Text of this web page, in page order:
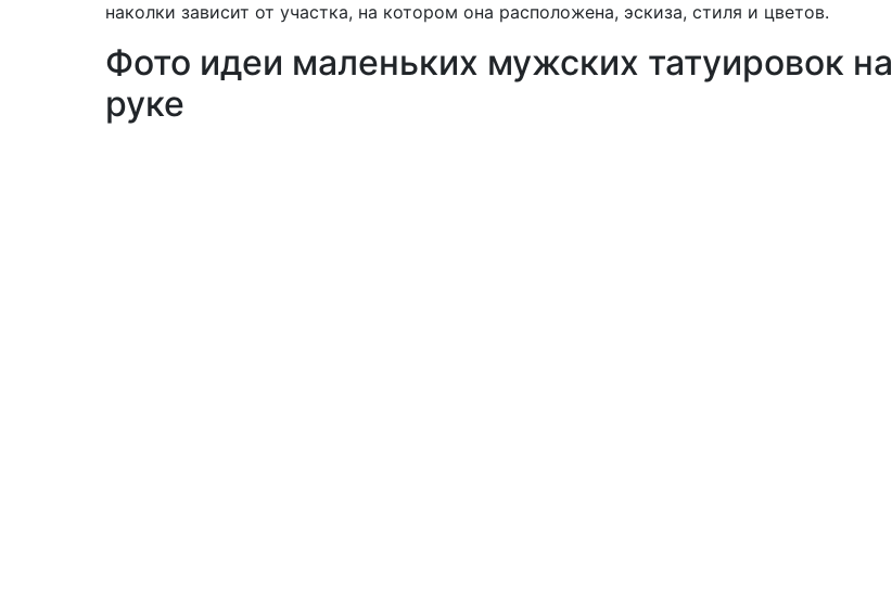
наколки зависит от участка, на котором она расположена, эскиза, стиля и цветов.
Фото идеи маленьких мужских татуировок на
руке